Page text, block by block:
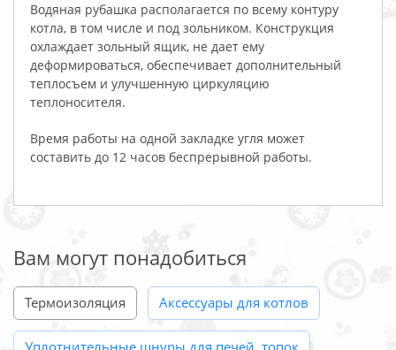
Водяная рубашка располагается по всему контуру
котла, в том числе и под зольником. Конструкция
охлаждает зольный ящик, не дает ему
деформироваться, обеспечивает дополнительный
теплосъем и улучшенную циркуляцию
теплоносителя.
Время работы на одной закладке угля может
составить до 12 часов беспрерывной работы.
Вам могут понадобиться
Термоизоляция Аксессуары для котлов